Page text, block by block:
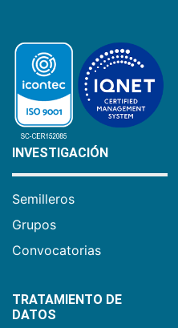
INVESTIGACIÓN
Semilleros
Grupos
Convocatorias
TRATAMIENTO DE
DATOS